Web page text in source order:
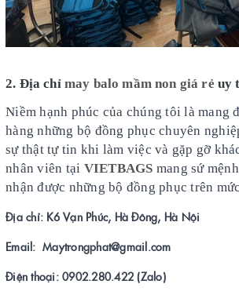
2. Địa chỉ may balo mầm non giá rẻ uy
Niềm hạnh phúc của chúng tôi là mang
hàng những bộ đồng phục chuyên
sự thật tự tin khi làm việc và gặp gỡ
nhân viên tại VIETBAGS mang sứ
nhận được những bộ đồng phục trên
Địa chỉ: K6 Vạn Phúc, Hà Đông, Hà Nội
Email: Maytrongphat@gmail.com
Điện thoại: 0902.280.422 (Zalo)